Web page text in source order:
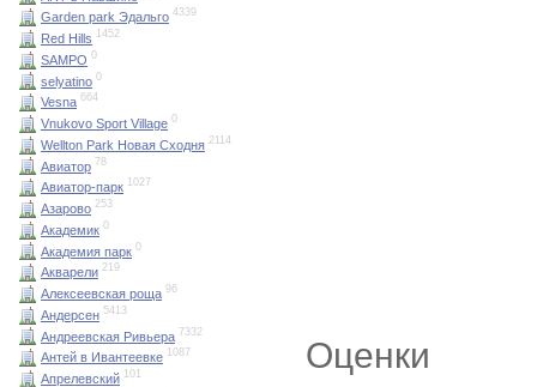
Garden park Эдальго 4339
Red Hills 1452
SAMPO 0
selyatino 0
Vesna 664
Vnukovo Sport Village 0
Wellton Park Новая Сходня 2114
Авиатор 78
Авиатор-парк 1027
Азарово 253
Академик 0
Академия парк 0
Акварели 219
Алексеевская роща 96
Андерсен 5413
Андреевская Ривьера 7332
Антей в Ивантеевке 1087
Апрелевский 101 Оценки